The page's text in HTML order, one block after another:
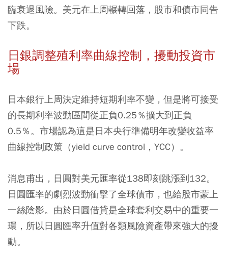
臨衰退風險。美元在上周輾轉回落，股市和債市同告
下跌。
日銀調整殖利率曲線控制，擾動投資市
場
日本銀行上周決定維持短期利率不變，但是將可接受
的長期利率波動區間從正負0.25％擴大到正負
0.5％。市場認為這是日本央行準備明年改變收益率
曲線控制政策（yield curve control，YCC）。
消息甫出，日圓對美元匯率從138即刻跳漲到132。
日圓匯率的劇烈波動衝擊了全球債市，也給股市蒙上
一絲陰影。由於日圓借貸是全球套利交易中的重要一
環，所以日圓匯率升值對各類風險資產帶來強大的擾
動。